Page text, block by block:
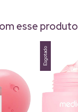
esse produto
Esgotado